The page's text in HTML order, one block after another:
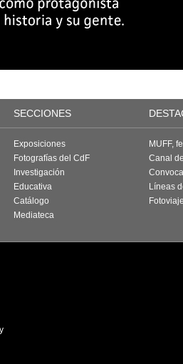
SECCIONES
Exposiciones
Fotografías del CdF
Investigación
Educativa
Catálogo
Mediateca
MUFF,
Canal
Líneas